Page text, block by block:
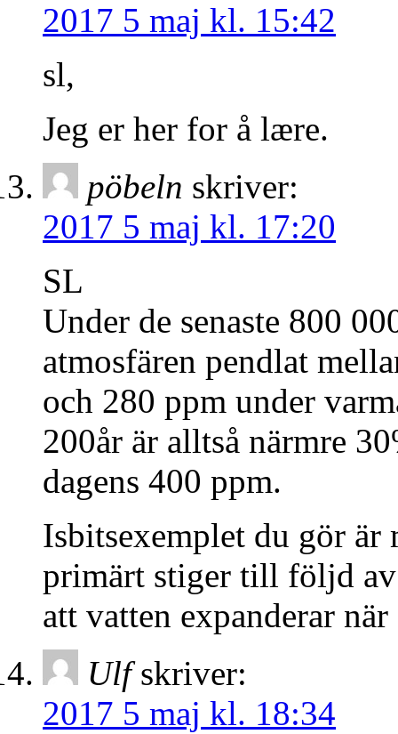
2017 5 maj kl. 15:42
sl,
Jeg er her for å lære.
pöbeln skriver:
2017 5 maj kl. 17:20
SL
Under de senaste 800
atmosfären pendlat
och 280 ppm under
200år är alltså närmre
dagens 400 ppm.
Isbitsexemplet du gör är
primärt stiger till följd
att vatten expanderar
Ulf skriver:
2017 5 maj kl. 18:34